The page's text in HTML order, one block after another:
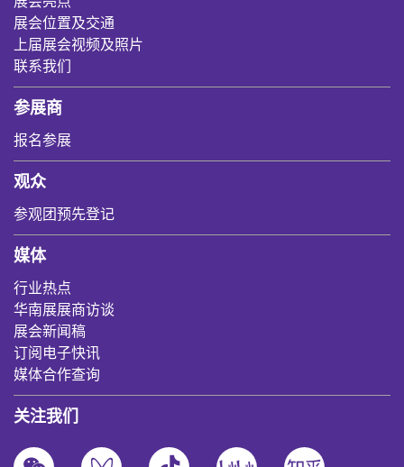
展会位置及交通
上届展会视频及照片
联系我们
参展商
报名参展
观众
参观团预先登记
媒体
行业热点
华南展展商访谈
展会新闻稿
订阅电子快讯
媒体合作查询
关注我们